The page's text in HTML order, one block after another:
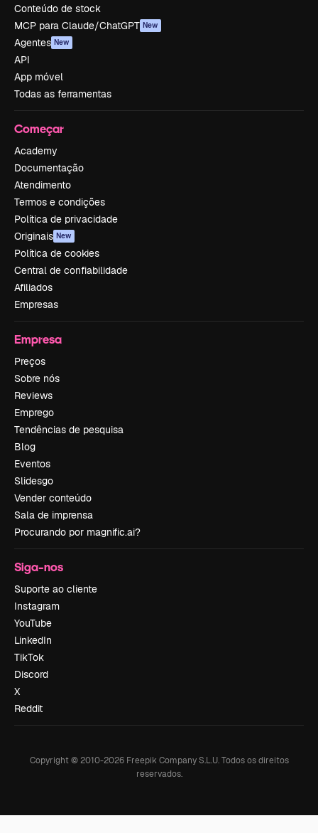
Conteúdo de stock
MCP para Claude/ChatGPT New
Agentes New
API
App móvel
Todas as ferramentas
Começar
Academy
Documentação
Atendimento
Termos e condições
Política de privacidade
Originais New
Política de cookies
Central de confiabilidade
Afiliados
Empresas
Empresa
Preços
Sobre nós
Reviews
Emprego
Tendências de pesquisa
Blog
Eventos
Slidesgo
Vender conteúdo
Sala de imprensa
Procurando por magnific.ai?
Siga-nos
Suporte ao cliente
Instagram
YouTube
LinkedIn
TikTok
Discord
X
Reddit
Copyright © 2010-2026Freepik Company S.L.U. Todos os direitos
reservados.